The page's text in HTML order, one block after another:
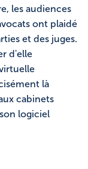
les audiences
ont plaidé
et des juges.
d'elle
là
cabinets
logiciel